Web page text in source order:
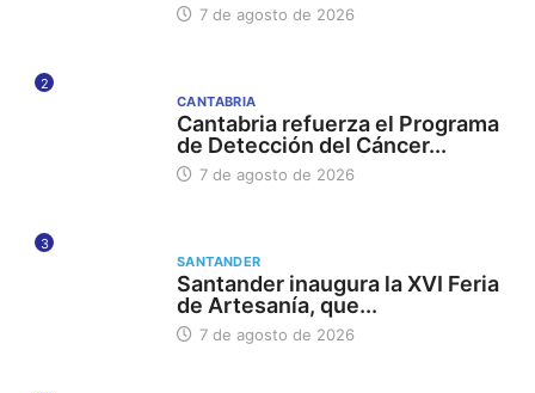
7 de agosto de 2026
2
CANTABRIA
Cantabria refuerza el Programa
de Detección del Cáncer...
7 de agosto de 2026
3
SANTANDER
Santander inaugura la XVI Feria
de Artesanía, que...
7 de agosto de 2026